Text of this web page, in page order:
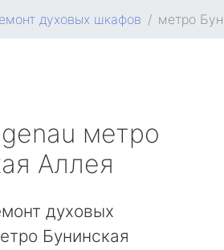
духовых шкафов метро
метро
Аллея
духовых
Бунинская